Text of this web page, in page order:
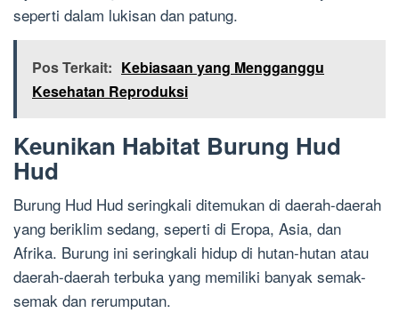
seperti dalam lukisan dan patung.
Pos Terkait: Kebiasaan yang Mengganggu
Kesehatan Reproduksi
Keunikan Habitat Burung Hud
Hud
Burung Hud Hud seringkali ditemukan di daerah-daerah
yang beriklim sedang, seperti di Eropa, Asia, dan
Afrika. Burung ini seringkali hidup di hutan-hutan atau
daerah-daerah terbuka yang memiliki banyak semak-
semak dan rerumputan.